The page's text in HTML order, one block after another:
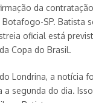
da
SP. Batista
oficial está
Copa do Brasil.
Londrina, a notícia
a segunda do dia.